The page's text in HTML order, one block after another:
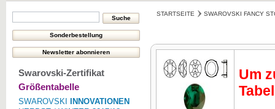
Swarovski-Zertifikat
Größentabelle
SWAROVSKI
INNOVATIONEN
STARTSEITE SWAROVSKI FANCY
Um